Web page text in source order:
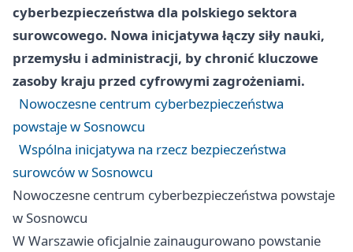
cyberbezpieczeństwa dla polskiego sektora
surowcowego. Nowa inicjatywa łączy siły nauki,
przemysłu i administracji, by chronić kluczowe
zasoby kraju przed cyfrowymi zagrożeniami.
Nowoczesne centrum cyberbezpieczeństwa
powstaje w Sosnowcu
Wspólna inicjatywa na rzecz bezpieczeństwa
surowców w Sosnowcu
Nowoczesne centrum cyberbezpieczeństwa powstaje
w Sosnowcu
W Warszawie oficjalnie zainaugurowano powstanie